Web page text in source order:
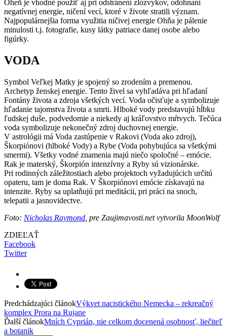
Oheň je vhodné použiť aj pri odstránení zlozvykov, odohnaní
negatívnej energie, ničení vecí, ktoré v živote stratili význam.
Najpopulárnejšia forma využitia ničivej energie Ohňa je pálenie
minulosti t.j. fotografie, kusy látky patriace danej osobe alebo
figúrky.
VODA
Symbol Veľkej Matky je spojený so zrodením a premenou.
Archetyp ženskej energie. Tento živel sa vyhľadáva pri hľadaní
Fontány života a zdroja všetkých vecí. Voda očisťuje a symbolizuje
hľadanie tajomstva života a smrti. Hlboké vody predstavujú hĺbku
ľudskej duše, podvedomie a niekedy aj kráľovstvo mŕtvych. Tečúca
voda symbolizuje nekonečný zdroj duchovnej energie.
V astrológii má Voda zastúpenie v Rakovi (Voda ako zdroj),
Škorpiónovi (hlboké Vody) a Rybe (Voda pohybujúca sa všetkými
smermi). Všetky vodné znamenia majú niečo spoločné – emócie.
Rak je materský, Škorpión intenzívny a Ryby sú vizionárske.
Pri rodinných záležitostiach alebo projektoch vyžadujúcich určitú
opateru, tam je doma Rak. V Škorpiónovi emócie získavajú na
intenzite. Ryby sa uplatňujú pri meditácii, pri práci na snoch,
telepatii a jasnovidectve.
Foto: Nicholas Raymond , pre Zaujimavosti.net vytvorila MoonWolf
ZDIEĽAŤ
Facebook
Twitter
Predchádzajúci článokVýkvet nacistického Nemecka – rekreačný
komplex Prora na Rujane
Ďalší článokMních Cyprián, nie celkom docenená osobnosť, liečiteľ
a botanik